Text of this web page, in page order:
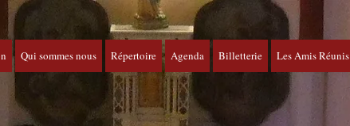
Qui sommes nous Répertoire Agenda Billetterie Les Amis Réunis